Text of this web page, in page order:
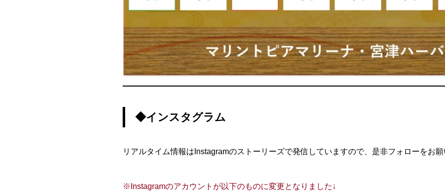
◆インスタグラム
リアルタイム情報はInstagramのストーリーズで発信していますので、是非フォローをお
※Instagramのアカウントが以下のものに変更となりました↓